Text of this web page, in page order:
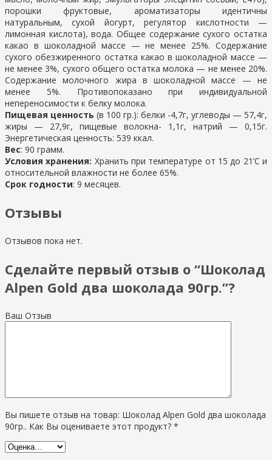
порошки фруктовые, ароматизаторы идентичны
натуральным, сухой йогурт, регулятор кислотности —
лимонная кислота), вода. Общее содержание сухого остатка
какао в шоколадной массе — не менее 25%. Содержание
сухого обезжиренного остатка какао в шоколадной массе —
не менее 3%, сухого общего остатка молока — не менее 20%.
Содержание молочного жира в шоколадной массе — не
менее 5%. Противопоказано при индивидуальной
непереносимости к белку молока.
Пищевая ценность (в 100 гр.): белки -4,7г, углеводы — 57,4г,
жиры — 27,9г, пищевые волокна- 1,1г, натрий — 0,15г.
Энергетическая ценность: 539 ккал.
Вес: 90 грамм.
Условия хранения: Хранить при температуре от 15 до 21’С и
относительной влажности не более 65%.
Срок годности: 9 месяцев.
Отзывы
Отзывов пока нет.
Сделайте первый отзыв о “Шоколад
Alpen Gold два шоколада 90гр.”?
Ваш Отзыв
Вы пишете отзыв на товар: Шоколад Alpen Gold два шоколада
90гр.. Как Вы оцениваете этот продукт? *